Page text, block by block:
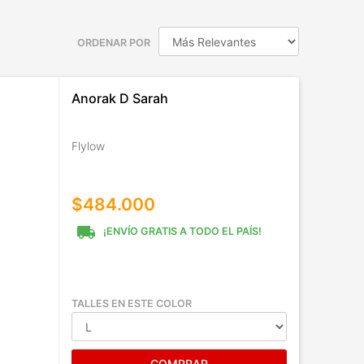
ORDENAR POR
Anorak D Sarah
Flylow
$484.000
local_shipping ¡ENVÍO GRATIS A TODO EL PAÍS!
TALLES EN ESTE COLOR